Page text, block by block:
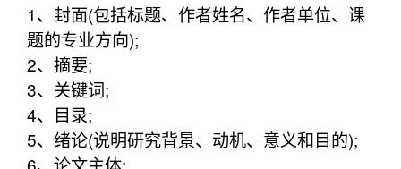
1、封面(包括标题、作者姓名、作者单位、课
题的专业方向);
2、摘要;
3、关键词;
4、目录;
5、绪论(说明研究背景、动机、意义和目的);
6、论文主体;